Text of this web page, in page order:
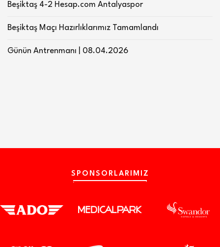
Beşiktaş 4-2 Hesap.com Antalyaspor
Beşiktaş Maçı Hazırlıklarımız Tamamlandı
Günün Antrenmanı | 08.04.2026
SPONSORLARIMIZ